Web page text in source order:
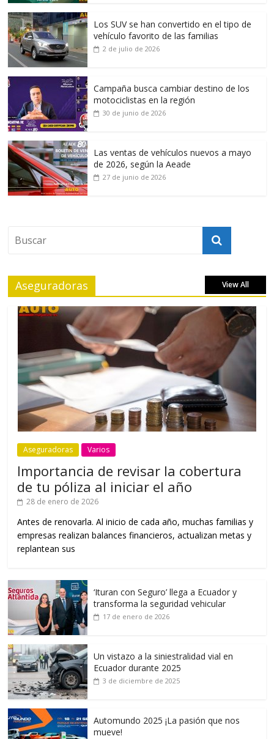
Los SUV se han convertido en el tipo de
vehículo favorito de las familias
2 de julio de 2026
Campaña busca cambiar destino de los
motociclistas en la región
30 de junio de 2026
Las ventas de vehículos nuevos a mayo
de 2026, según la Aeade
27 de junio de 2026
Aseguradoras View All
Aseguradoras Varios
Importancia de revisar la cobertura
de tu póliza al iniciar el año
28 de enero de 2026
Antes de renovarla. Al inicio de cada año, muchas familias y
empresas realizan balances financieros, actualizan metas y
replantean sus
‘Ituran con Seguro’ llega a Ecuador y
transforma la seguridad vehicular
17 de enero de 2026
Un vistazo a la siniestralidad vial en
Ecuador durante 2025
3 de diciembre de 2025
Automundo 2025 ¡La pasión que nos
mueve!